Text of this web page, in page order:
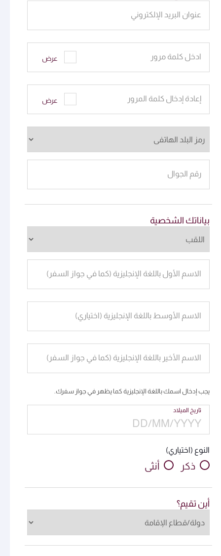
عنوان البريد الإلكتروني
ادخل كلمة مرور عرض
إعادة إدخال كلمة المرور عرض
رقم الجوال
بياناتك الشخصية
الاسم الأول باللغة الإنجليزية (كما في جواز السفر)
الاسم الأوسط باللغة الإنجليزية (اختياري)
الاسم الأخير باللغة الإنجليزية (كما في جواز السفر)
يجب إدخال اسمك باللغة الإنجليزية كما يظهر في جواز سفرك.
تاريخ الميلاد
النوع (اختياري)
ذكر أنثى
أين تقيم؟